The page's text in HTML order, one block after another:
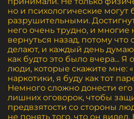
но и психологические могут
разрушительными.
него очень трудно, и многие
вернуться назад, потому что
делают, и каждый день
как будто это было вчера... Я
люди, которые скажите мне:
наркотики, я буду как тот
Немного сложно донести его
лишних оговорок, чтобы
предвзятости со стороны
не понять того, что он